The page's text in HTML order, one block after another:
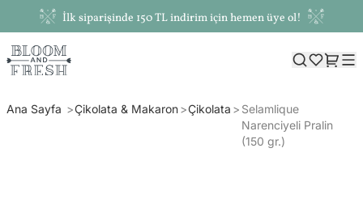
İlk siparişinde 150 TL indirim için hemen üye ol!
Ana Sayfa Çikolata & Makaron Çikolata
Selamlique
Narenciyeli Pralin
(150 gr.)